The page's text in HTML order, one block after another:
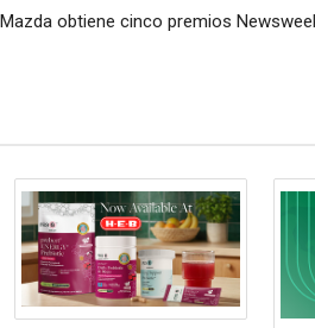
Mazda obtiene cinco premios